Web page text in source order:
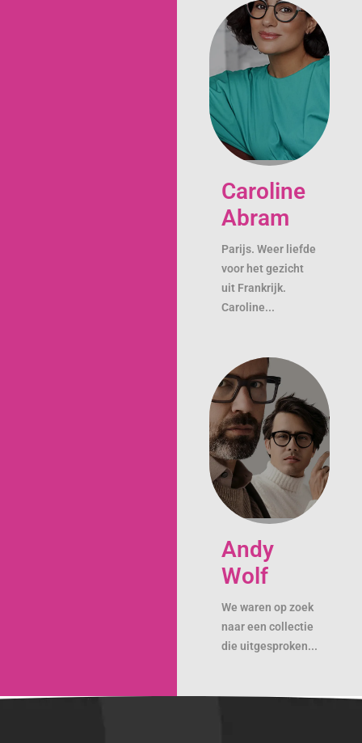
Caroline
Abram
Parijs. Weer liefde
voor het gezicht
uit Frankrijk.
Caroline...
Andy
Wolf
We waren op zoek
naar een collectie
die uitgesproken...